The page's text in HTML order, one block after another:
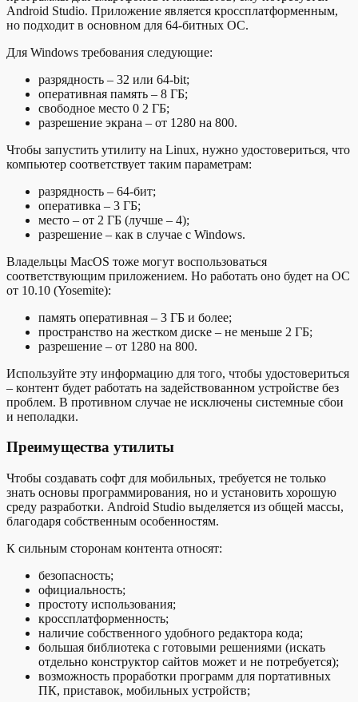
Android Studio. Приложение является кроссплатформенным,
но подходит в основном для 64-битных ОС.
Для Windows требования следующие:
разрядность – 32 или 64-bit;
оперативная память – 8 ГБ;
свободное место 0 2 ГБ;
разрешение экрана – от 1280 на 800.
Чтобы запустить утилиту на Linux, нужно удостовериться, что
компьютер соответствует таким параметрам:
разрядность – 64-бит;
оперативка – 3 ГБ;
место – от 2 ГБ (лучше – 4);
разрешение – как в случае с Windows.
Владельцы MacOS тоже могут воспользоваться
соответствующим приложением. Но работать оно будет на ОС
от 10.10 (Yosemite):
память оперативная – 3 ГБ и более;
пространство на жестком диске – не меньше 2 ГБ;
разрешение – от 1280 на 800.
Используйте эту информацию для того, чтобы удостовериться
– контент будет работать на задействованном устройстве без
проблем. В противном случае не исключены системные сбои
и неполадки.
Преимущества утилиты
Чтобы создавать софт для мобильных, требуется не только
знать основы программирования, но и установить хорошую
среду разработки. Android Studio выделяется из общей массы,
благодаря собственным особенностям.
К сильным сторонам контента относят:
безопасность;
официальность;
простоту использования;
кроссплатформенность;
наличие собственного удобного редактора кода;
большая библиотека с готовыми решениями (искать
отдельно конструктор сайтов может и не потребуется);
возможность проработки программ для портативных
ПК, приставок, мобильных устройств;